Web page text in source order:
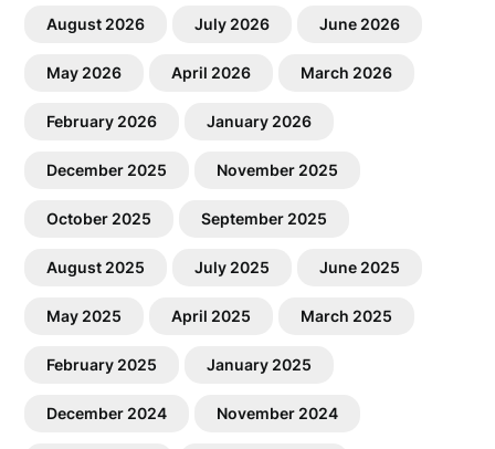
August 2026 July 2026 June 2026
May 2026 April 2026 March 2026
February 2026 January 2026
December 2025 November 2025
October 2025 September 2025
August 2025 July 2025 June 2025
May 2025 April 2025 March 2025
February 2025 January 2025
December 2024 November 2024